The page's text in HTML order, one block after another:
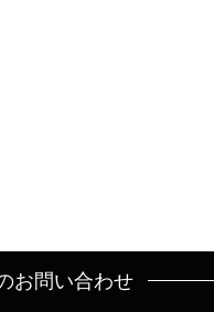
お問い合わせ